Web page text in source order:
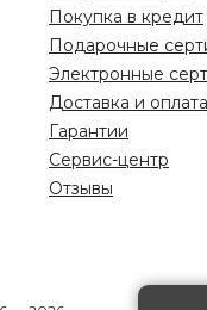
Покупка в кредит
Подарочные
Электронные
Доставка и оплата
Гарантии
Сервис-центр
Отзывы